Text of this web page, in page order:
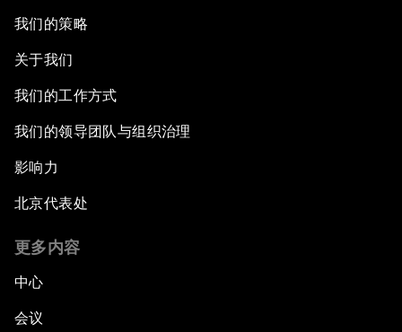
我们的策略
关于我们
我们的工作方式
我们的领导团队与组织治理
影响力
北京代表处
更多内容
中心
会议